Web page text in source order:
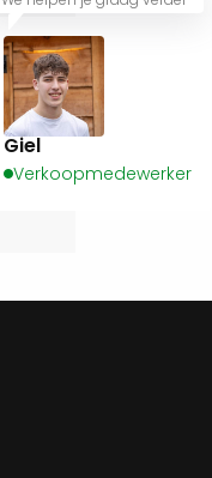
Giel
Verkoopmedewerker